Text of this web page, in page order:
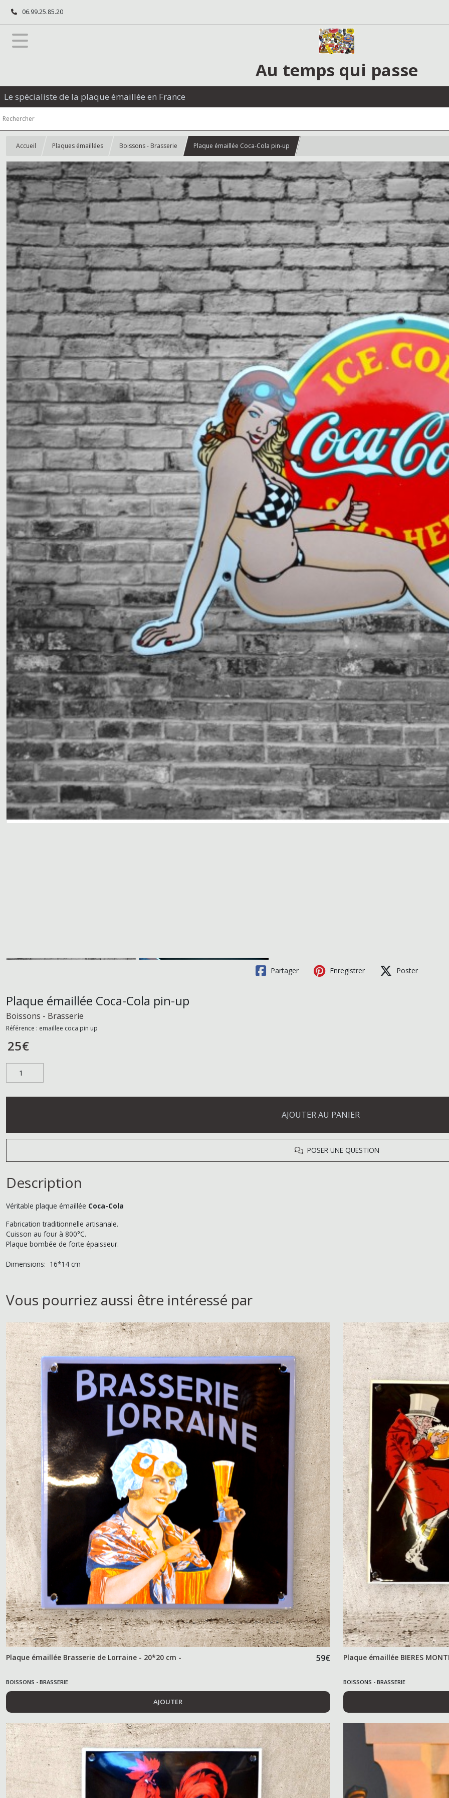
06.99.25.85.20
Au temps qui passe
Le spécialiste de la plaque émaillée en France
Accueil Plaques émaillées Boissons - Brasserie Plaque émaillée Coca-Cola pin-up
Partager Enregistrer Poster
Plaque émaillée Coca-Cola pin-up
Boissons - Brasserie
Référence : emaillee coca pin up
25€
AJOUTER AU PANIER
POSER UNE QUESTION
Description
Véritable plaque émaillée Coca-Cola
Fabrication traditionnelle artisanale.
Cuisson au four à 800°C.
Plaque bombée de forte épaisseur.
Dimensions: 16*14 cm
Vous pourriez aussi être intéressé par
Plaque émaillée Brasserie de Lorraine - 20*20 cm - 59€
BOISSONS - BRASSERIE
AJOUTER
Plaque émaillée BIERES
BOISSONS - BRASSERIE